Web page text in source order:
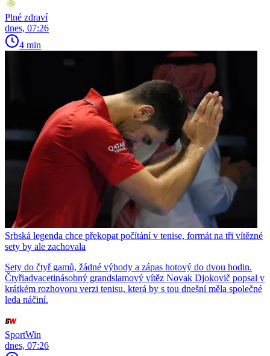
Plné zdraví
dnes, 07:26
4 min
Srbská legenda chce překopat počítání v tenise, formát na tři vítězné
sety by ale zachovala
Sety do čtyř gamů, žádné výhody a zápas hotový do dvou hodin.
Čtyřiadvacetinásobný grandslamový vítěz Novak Djokovič popsal v
krátkém rozhovoru verzi tenisu, která by s tou dnešní měla společné
leda náčiní.
SportWin
dnes, 07:26